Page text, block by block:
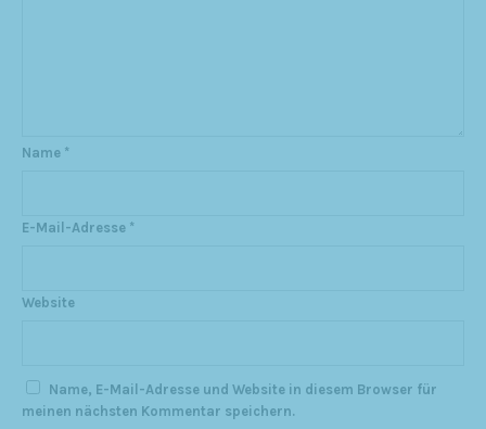
Name *
E-Mail-Adresse *
Website
Name, E-Mail-Adresse und Website in diesem Browser für
meinen nächsten Kommentar speichern.